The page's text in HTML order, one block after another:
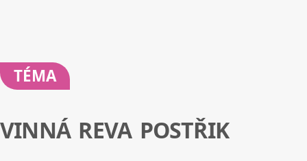
TÉMA
VINNÁ REVA POSTŘIK